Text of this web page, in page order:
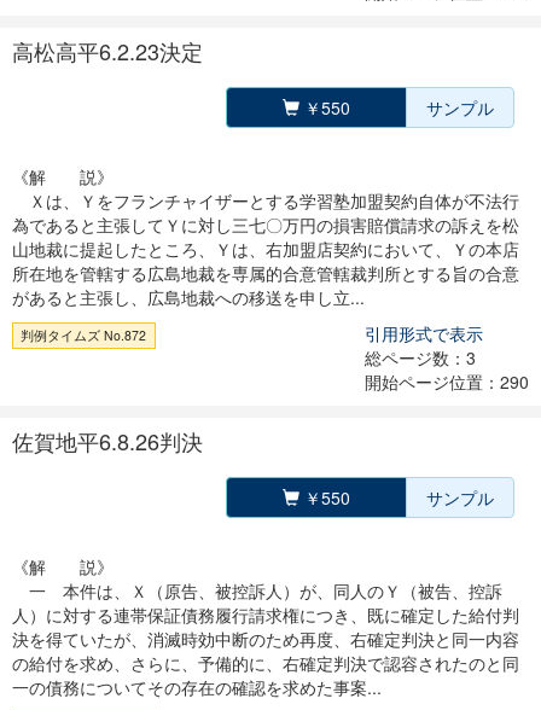
高松高平6.2.23決定
￥550 サンプル
《解 説》
Ｘは、Ｙをフランチャイザーとする学習塾加盟契約自体が不法行
為であると主張してＹに対し三七〇万円の損害賠償請求の訴えを松
山地裁に提起したところ、Ｙは、右加盟店契約において、Ｙの本店
所在地を管轄する広島地裁を専属的合意管轄裁判所とする旨の合意
があると主張し、広島地裁への移送を申し立...
判例タイムズ No.872
引用形式で表示
総ページ数：3
開始ページ位置：290
佐賀地平6.8.26判決
￥550 サンプル
《解 説》
一 本件は、Ｘ（原告、被控訴人）が、同人のＹ（被告、控訴
人）に対する連帯保証債務履行請求権につき、既に確定した給付判
決を得ていたが、消滅時効中断のため再度、右確定判決と同一内容
の給付を求め、さらに、予備的に、右確定判決で認容されたのと同
一の債務についてその存在の確認を求めた事案...